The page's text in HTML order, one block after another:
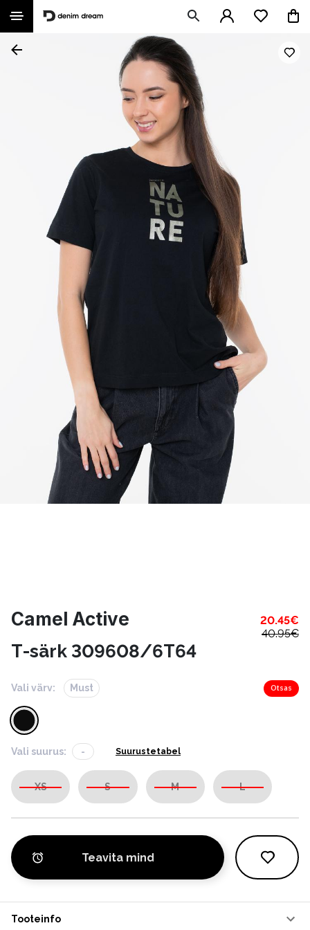
Camel Active 20.45€
40.95€
T-särk 309608/6T64
Vali värv: Must Otsas
Vali suurus: - Suurustetabel
XS S M L
Teavita mind
Tooteinfo